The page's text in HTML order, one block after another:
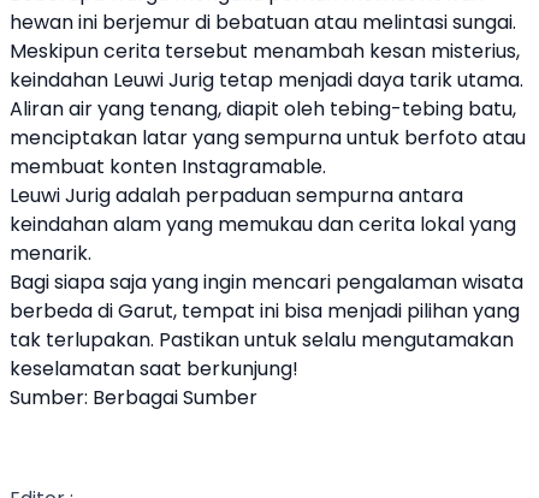
hewan ini berjemur di bebatuan atau melintasi sungai.
Meskipun cerita tersebut menambah kesan misterius,
keindahan Leuwi Jurig tetap menjadi daya tarik utama.
Aliran air yang tenang, diapit oleh tebing-tebing batu,
menciptakan latar yang sempurna untuk berfoto atau
membuat konten Instagramable.
Leuwi Jurig adalah perpaduan sempurna antara
keindahan alam yang memukau dan cerita lokal yang
menarik.
Bagi siapa saja yang ingin mencari pengalaman wisata
berbeda di Garut, tempat ini bisa menjadi pilihan yang
tak terlupakan. Pastikan untuk selalu mengutamakan
keselamatan saat berkunjung!
Sumber: Berbagai Sumber